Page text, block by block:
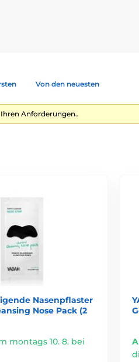
und Teenagerhaut –
Farbstoffe oder Sulfate. Die
vor Irritationen
die Hautbarriere
Haut.
Entfernung von Make-up und
Von den neuesten
Anforderungen..
Nasenpflaster
Nose Pack (2
montags 10. 8. bei